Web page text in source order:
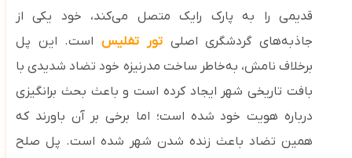
قدیمی را به پارک رایک متصل می‌کند، خود یکی از
جاذبه‌های گردشگری اصلی تور تفلیس است. این پل
برخلاف نامش، به‌خاطر ساخت مدرنیزه خود تضاد شدیدی با
بافت تاریخی شهر ایجاد کرده است و باعث بحث برانگیزی
درباره هویت خود شده است؛ اما برخی بر آن باورند که
همین تضاد باعث زنده شدن شهر شده است. پل صلح